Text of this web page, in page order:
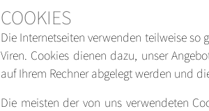
COOKIES
Die Internetseiten verwenden teilweise so
Viren. Cookies dienen dazu, unser
auf Ihrem Rechner abgelegt werden und
Die meisten der von uns verwendeten